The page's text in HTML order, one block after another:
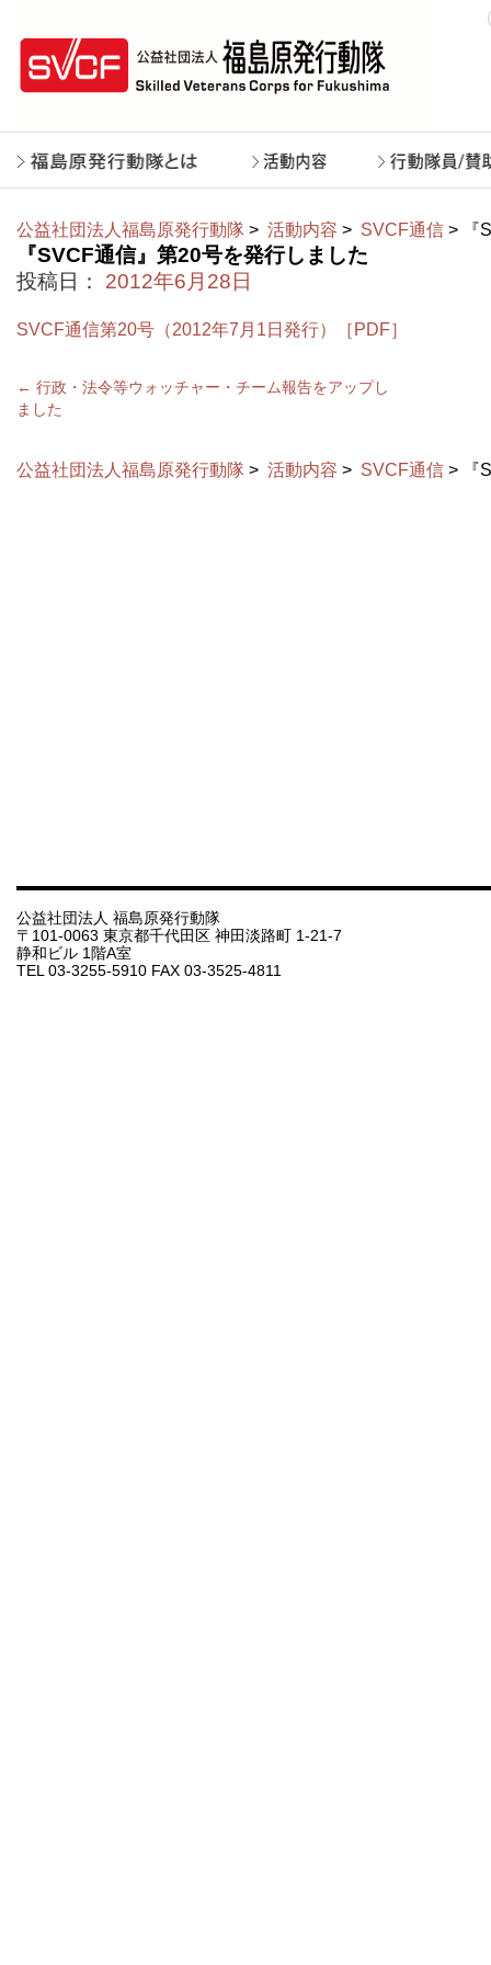
公益社団法人福島原発行動隊 > 活動内容 > SVCF通信 > 『
『SVCF通信』第20号を発行しました
投稿日：
2012年6月28日
SVCF通信第20号（2012年7月1日発行）［PDF］
← 行政・法令等ウォッチャー・チーム報告をアップし
ました
公益社団法人福島原発行動隊 > 活動内容 > SVCF通信 > 『
公益社団法人 福島原発行動隊
〒101-0063 東京都千代田区 神田淡路町 1-21-7
静和ビル 1階A室
TEL 03-3255-5910 FAX 03-3525-4811